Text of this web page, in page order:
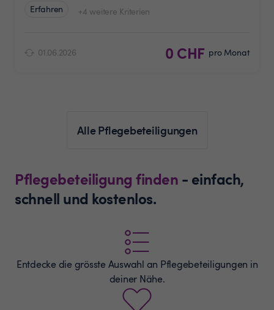
Erfahren
+4 weitere Kriterien
01.06.2026 0 CHF pro Monat
Alle Pflegebeteiligungen
Pflegebeteiligung finden - einfach,
schnell und kostenlos.
Entdecke die grösste Auswahl an Pflegebeteiligungen in
deiner Nähe.